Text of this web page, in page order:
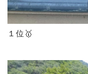
１位🥇